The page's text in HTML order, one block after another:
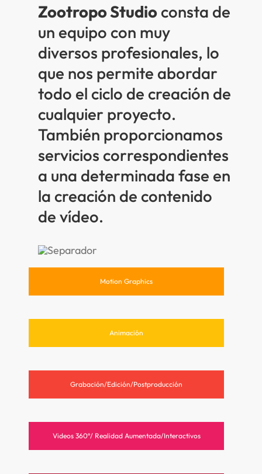
Zootropo Studioconsta de
un equipo con muy
diversos profesionales, lo
que nos permite abordar
todo el ciclo de creación de
cualquier proyecto.
También proporcionamos
servicios correspondientes
a una determinada fase en
la creación de contenido
de vídeo.
Motion Graphics
Animación
Grabación/Edición/Postproducción
Videos 360º/ Realidad Aumentada/Interactivos